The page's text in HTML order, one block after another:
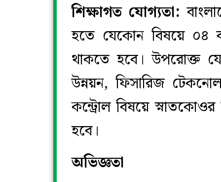
শিক্ষাগত যোগ্যতা:
হতে যেকোন বিষয়ে ০৪
থাকতে হবে। উপরোক্ত
উন্নয়ন, ফিসারিজ
কন্ট্রোল বিষয়ে স্নাতকোওর
হবে।
অভিজ্ঞতা